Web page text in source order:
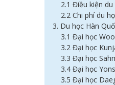
2.1 Điều kiện
2.2 Chi phí du
3. Du học Hàn
3.1 Đại học
3.2 Đại học
3.3 Đại học
3.4 Đại học
3.5 Đại học